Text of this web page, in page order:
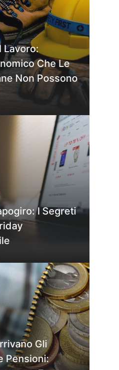
Lavoro:
Che Le
Non Possono
I Segreti
Gli
Pensioni: